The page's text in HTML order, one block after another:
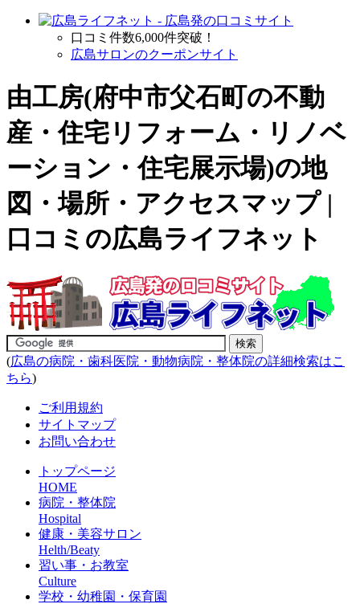
口コミ件数6,000件突破！
広島サロンのクーポンサイト
由工房(府中市父石町の不動
産・住宅リフォーム・リノベ
ーション・住宅展示場)の地
図・場所・アクセスマップ |
口コミの広島ライフネット
(広島の病院・歯科医院・動物病院・整体院の詳細検索はこ
ちら)
ご利用規約
サイトマップ
お問い合わせ
トップページ
HOME
病院・整体院
Hospital
健康・美容サロン
Helth/Beaty
習い事・お教室
Culture
学校・幼稚園・保育園